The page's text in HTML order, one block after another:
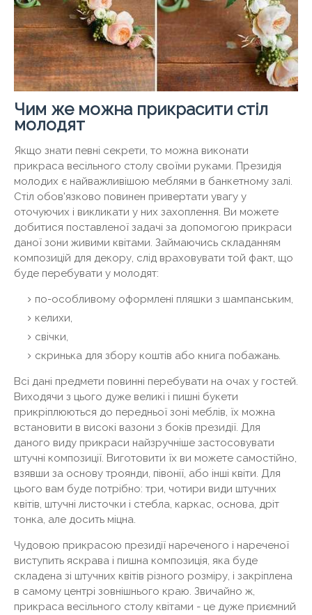
Чим же можна прикрасити стіл
молодят
Якщо знати певні секрети, то можна виконати
прикраса весільного столу своїми руками. Президія
молодих є найважливішою меблями в банкетному залі.
Стіл обов'язково повинен привертати увагу у
оточуючих і викликати у них захоплення. Ви можете
добитися поставленої задачі за допомогою прикраси
даної зони живими квітами. Займаючись складанням
композицій для декору, слід враховувати той факт, що
буде перебувати у молодят:
по-особливому оформлені пляшки з шампанським,
келихи,
свічки,
скринька для збору коштів або книга побажань.
Всі дані предмети повинні перебувати на очах у гостей.
Виходячи з цього дуже великі і пишні букети
прикріплюються до передньої зоні меблів, їх можна
встановити в високі вазони з боків президії. Для
даного виду прикраси найзручніше застосовувати
штучні композиції. Виготовити їх ви можете самостійно,
взявши за основу троянди, півонії, або інші квіти. Для
цього вам буде потрібно: три, чотири види штучних
квітів, штучні листочки і стебла, каркас, основа, дріт
тонка, але досить міцна.
Чудовою прикрасою президії нареченого і нареченої
виступить яскрава і пишна композиція, яка буде
складена зі штучних квітів різного розміру, і закріплена
в самому центрі зовнішнього краю. Звичайно ж,
прикраса весільного столу квітами - це дуже приємний